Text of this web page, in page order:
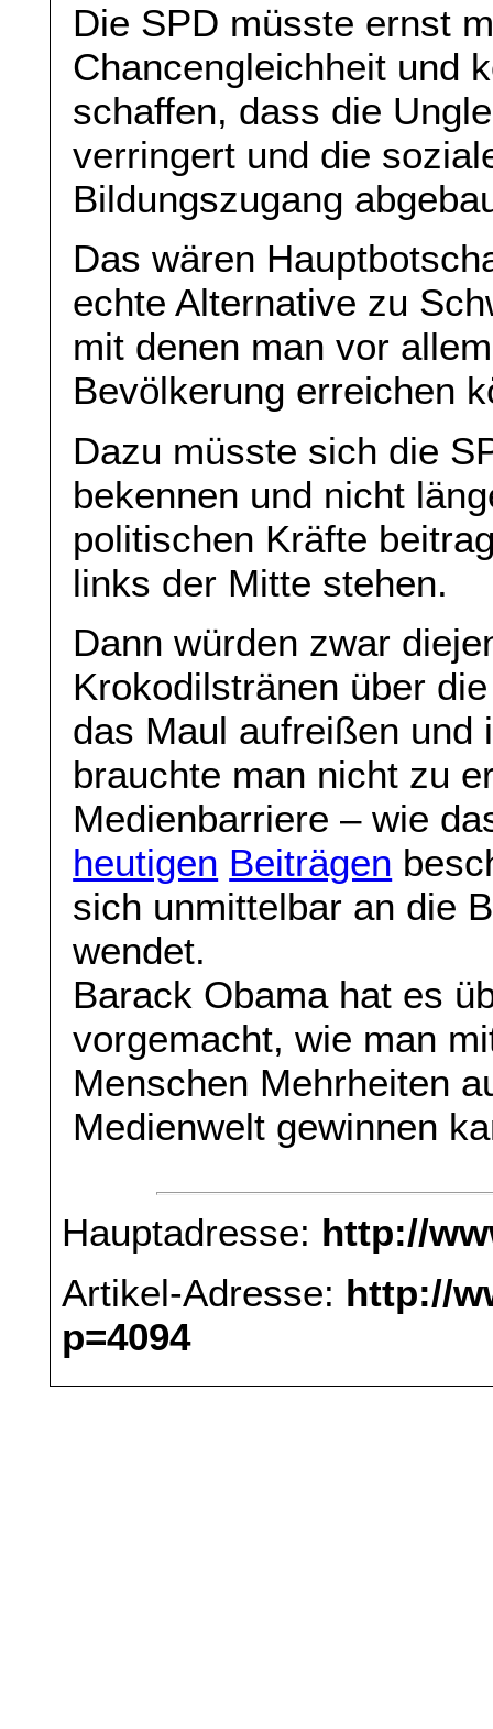
Die SPD müsste ernst
Chancengleichheit und
schaffen, dass die
verringert und die
Bildungszugang
Das wären
echte Alternative zu
mit denen man vor
Bevölkerung erreichen
Dazu müsste sich die
bekennen und nicht
politischen Kräfte
links der Mitte stehen.
Dann würden zwar
Krokodilstränen über
das Maul aufreißen und
brauchte man nicht zu
Medienbarriere – wie
heutigen Beiträgen
sich unmittelbar an die
wendet.
Barack Obama hat es
vorgemacht, wie man
Menschen Mehrheiten
Medienwelt gewinnen
Hauptadresse: http://
Artikel-Adresse: http://
p=4094